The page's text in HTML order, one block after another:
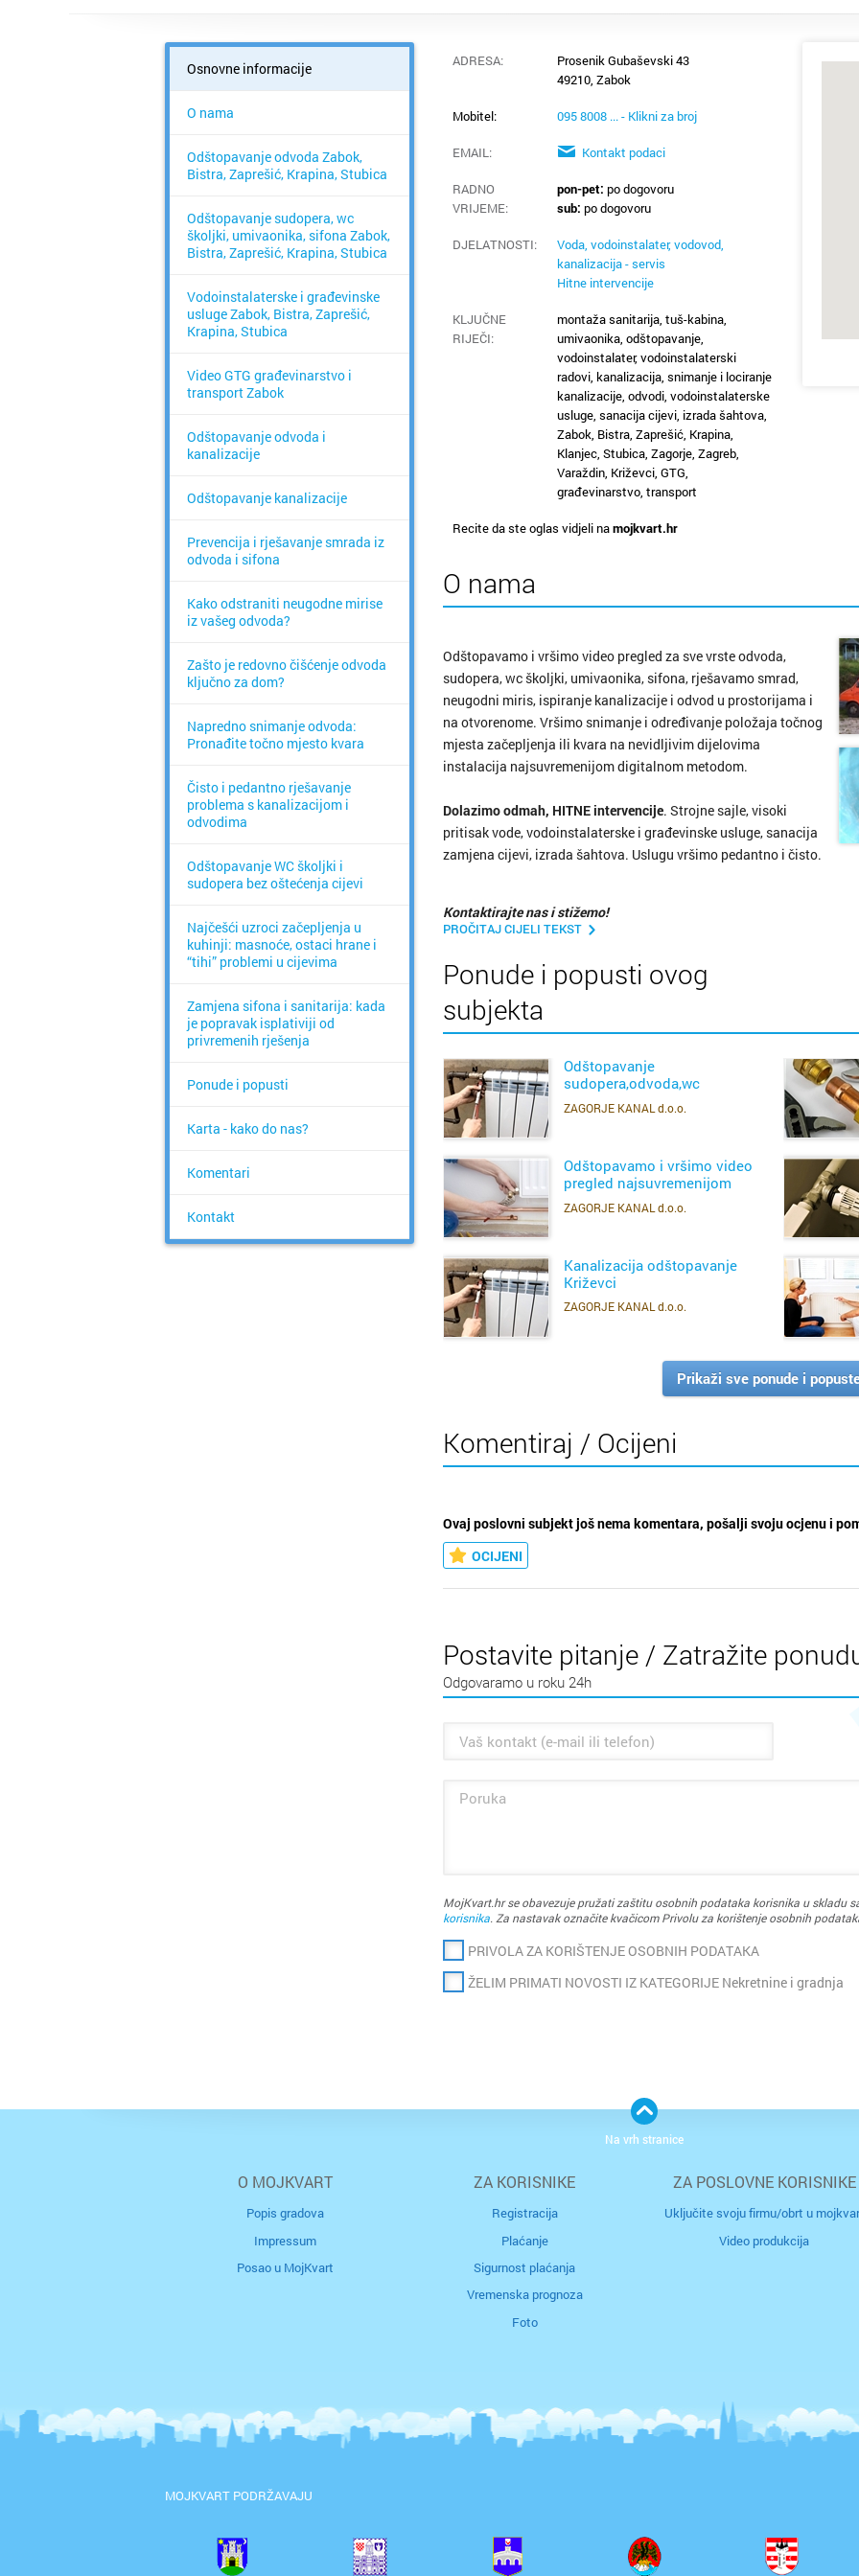
Osijek
Biograd
Đakovo
Osnovne informacije
O nama
Odštopavanje odvoda Zabok,
Bistra, Zaprešić, Krapina, Stubica
Odštopavanje sudopera, wc
školjki, umivaonika, sifona Zabok,
Bistra, Zaprešić, Krapina, Stubica
Vodoinstalaterske i građevinske
usluge Zabok, Bistra, Zaprešić,
Krapina, Stubica
Video GTG građevinarstvo i
transport Zabok
Odštopavanje odvoda i
kanalizacije
Odštopavanje kanalizacije
Prevencija i rješavanje smrada iz
odvoda i sifona
Kako odstraniti neugodne mirise
iz vašeg odvoda?
Zašto je redovno čišćenje odvoda
ključno za dom?
Napredno snimanje odvoda:
Pronađite točno mjesto kvara
Čisto i pedantno rješavanje
problema s kanalizacijom i
odvodima
Odštopavanje WC školjki i
sudopera bez oštećenja cijevi
Najčešći uzroci začepljenja u
kuhinji: masnoće, ostaci hrane i
“tihi” problemi u cijevima
Zamjena sifona i sanitarija: kada
je popravak isplativiji od
privremenih rješenja
Ponude i popusti
Karta - kako do nas?
Komentari
Kontakt
ADRESA:
Prosenik Gubaševski 43
49210, Zabok
Mobitel: 095 8008 ... - Klikni za broj
EMAIL: Kontakt podaci
RADNO
VRIJEME:
pon-pet: po dogovoru
sub: po dogovoru
DJELATNOSTI:
Voda, vodoinstalater, vodovod,
kanalizacija - servis
Hitne intervencije
KLJUČNE
RIJEČI:
montaža sanitarija, tuš-kabina,
umivaonika, odštopavanje,
vodoinstalater, vodoinstalaterski
radovi, kanalizacija, snimanje i lociranje
kanalizacije, odvodi, vodoinstalaterske
usluge, sanacija cijevi, izrada šahtova,
Zabok, Bistra, Zaprešić, Krapina,
Klanjec, Stubica, Zagorje, Zagreb,
Varaždin, Križevci, GTG,
građevinarstvo, transport
Recite da ste oglas vidjeli namojkvart.hr
O nama
Odštopavamo i vršimo video pregled za sve vrste odvoda,
sudopera, wc školjki, umivaonika, sifona, rješavamo smrad,
neugodni miris, ispiranje kanalizacije i odvod u prostorijama i
na otvorenome. Vršimo snimanje i određivanje položaja točnog
mjesta začepljenja ili kvara na nevidljivim dijelovima
instalacija najsuvremenijom digitalnom metodom.
Dolazimo odmah, HITNE intervencije. Strojne sajle, visoki
pritisak vode, vodoinstalaterske i građevinske usluge, sanacija
zamjena cijevi, izrada šahtova. Uslugu vršimo pedantno i čisto.
Kontaktirajte nas i stižemo!
PROČITAJ CIJELI TEKST
Ponude i popusti ovog
subjekta
SAZNAJ VIŠE
Odštopavanje
sudopera,odvoda,wc
školjki,umivaonika Bjelovar,
Križevci, Koprivnica
ZAGORJE KANAL d.o.o.
SAZNAJ VIŠE
Odštopavamo i vršimo video
pregled najsuvremenijom
metodom -VDLR Zagreb
ZAGORJE KANAL d.o.o.
SAZNAJ VIŠE
Kanalizacija odštopavanje
Križevci
ZAGORJE KANAL d.o.o.
Prikaži sve ponude i
Komentiraj / Ocijeni
Ovaj poslovni subjekt još nema komentara, pošalji svoju ocjenu i
OCIJENI
Postavite pitanje / Zatražite
Odgovaramo u roku 24h
MojKvart.hr se obavezuje pružati zaštitu osobnih podataka korisnika u skladu
korisnika. Za nastavak označite kvačicom Privolu za korištenje osobnih
PRIVOLA ZA KORIŠTENJE OSOBNIH PODATAKA
ŽELIM PRIMATI NOVOSTI IZ KATEGORIJE Nekretnine i gradnja
O MOJKVART
Popis gradova
Impressum
Posao u MojKvart
ZA KORISNIKE
Registracija
Plaćanje
Sigurnost plaćanja
Vremenska prognoza
Foto
ZA POSLOVNE KORISNIKE
Uključite svoju firmu/obrt u
Video produkcija
MOJKVART PODRŽAVAJU
Na vrh stranice